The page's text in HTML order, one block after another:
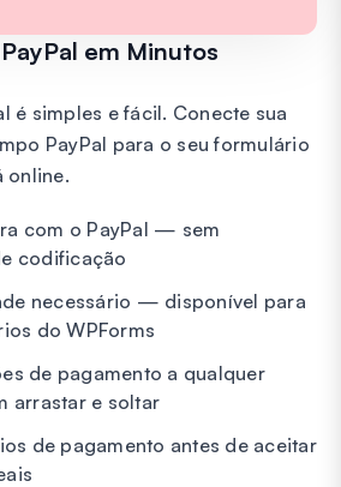
em Minutos
é simples e fácil. Conecte sua
PayPal para o seu formulário
online.
com o PayPal — sem
codificação
necessário — disponível para
do WPForms
de pagamento a qualquer
arrastar e soltar
de pagamento antes de aceitar